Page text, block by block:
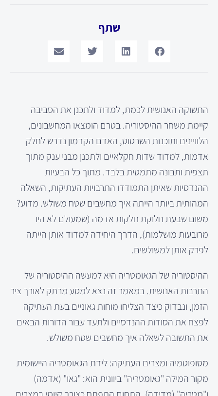
שתף
התשוקה האנושית לכמת, למדוד ולתכנן את הסביבה
קיימת משחר ההיסטוריה. בטרם הומצאו המחשבונים,
הלוויינים ותוכנות השרטוט, האדם הקדמון נדרש לחלק
אדמות, למדוד שדות חקלאיים ולתכנן מבני ענק מתוך
תצפית ותבונה מתמטית בלבד. מתוך כל הבעיות
ההנדסיות שאיתן התמודדו התרבויות העתיקות, השאלה
המהותית ביותר הייתה איך מחשבים שטח משולש. מדוע?
משום שבעת חלוקת חלקות אדמה (שמעולם לא היו
מרובעות מושלמות), הדרך היחידה למדוד אותן הייתה
לפרק אותן למשולשים.
ההיסטוריה של הגאומטריה היא למעשה ההיסטוריה של
התרבות האנושית. במאמר זה נצא למסע מרתק לאורך ציר
הזמן, ונבדוק כיצד הצליחו מוחות גאוניים בעת העתיקה
לפצח את הסודות ההנדסיים ולתעד עבור הדורות הבאים
את התשובה לשאלה איך מחשבים שטח משולש.
מסופוטמיה ומצרים העתיקה: לידת הגאומטריה היישומית
מקור המילה "גאומטריה" ביוונית הוא: "גאו" (אדמה)